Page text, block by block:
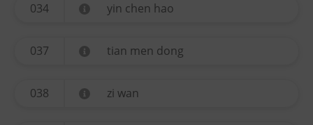
034 yin chen hao
037 tian men dong
038 zi wan